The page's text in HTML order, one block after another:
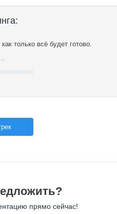
только всё будет готово.
прямо сейчас!